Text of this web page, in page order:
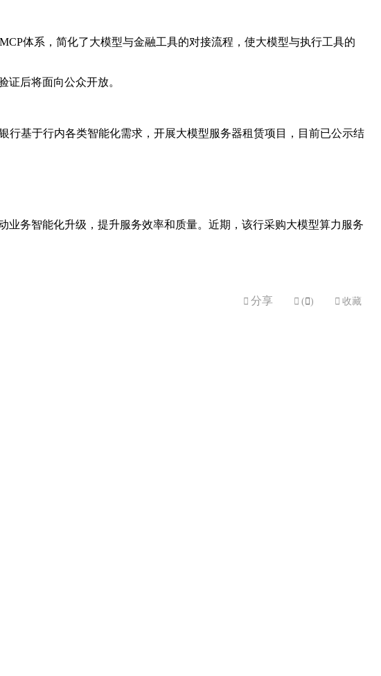
体系，简化了大模型与金融工具的对接流程，使大模型与执行工具的
后将面向公众开放。
基于行内各类智能化需求，开展大模型服务器租赁项目，目前已公示结
务智能化升级，提升服务效率和质量。近期，该行采购大模型算力服务
 分享  ( )  收藏